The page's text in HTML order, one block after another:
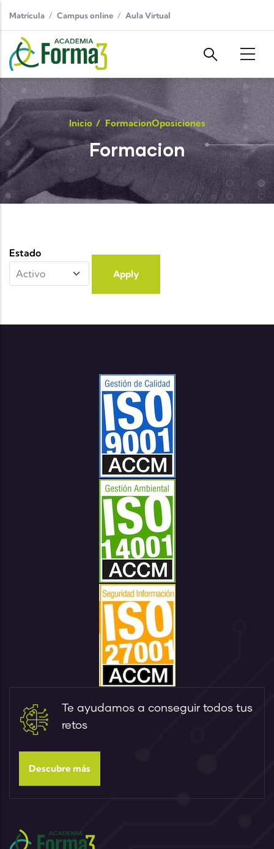
Matrícula Campus online Aula Virtual
Inicio / FormacionOposiciones
Formacion
Estado
Te ayudamos a conseguir todos tus
retos
Descubre más